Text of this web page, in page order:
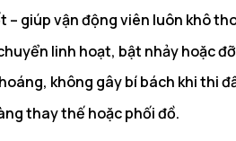
giúp vận động viên luôn khô
linh hoạt, bật nhảy hoặc
không gây bí bách khi thi
thay thế hoặc phối đồ.